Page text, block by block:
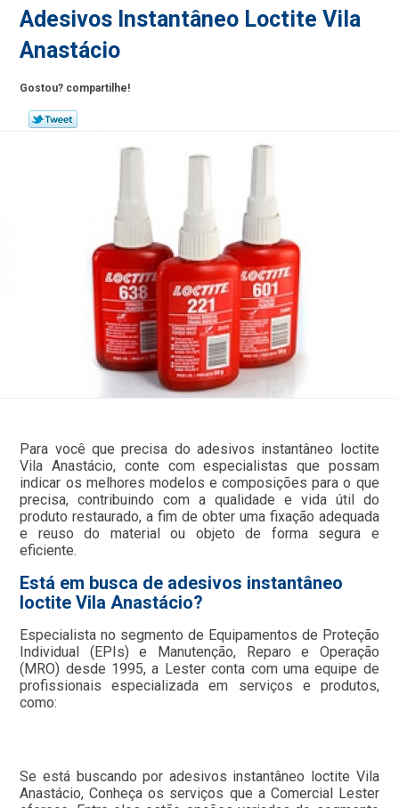
Adesivos Instantâneo Loctite Vila
Anastácio
Gostou? compartilhe!
Para você que precisa do adesivos instantâneo loctite
Vila Anastácio, conte com especialistas que possam
indicar os melhores modelos e composições para o que
precisa, contribuindo com a qualidade e vida útil do
produto restaurado, a fim de obter uma fixação adequada
e reuso do material ou objeto de forma segura e
eficiente.
Está em busca de adesivos instantâneo
loctite Vila Anastácio?
Especialista no segmento de Equipamentos de Proteção
Individual (EPIs) e Manutenção, Reparo e Operação
(MRO) desde 1995, a Lester conta com uma equipe de
profissionais especializada em serviços e produtos,
como:
Se está buscando por adesivos instantâneo loctite Vila
Anastácio, Conheça os serviços que a Comercial Lester